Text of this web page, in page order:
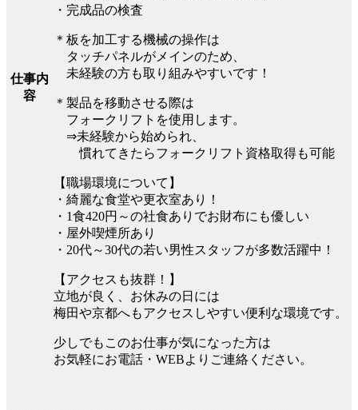
仕事内
容
・完成品の検査
＊板を加工する機械の操作は
タッチパネルがメインのため、
未経験の方も取り組みやすいです！
＊製品を移動させる際は
フォークリフトを使用します。
⇒未経験から始められ、
慣れてきたらフォークリフト資格取得も可能
【職場環境について】
・綺麗な食堂や更衣室あり！
・1食420円～の社食ありでお財布にも優しい
・屋外喫煙所あり
・20代～30代の若い男性スタッフが多数活躍中！
【アクセスも抜群！】
立地が良く、お休みの日には
梅田や京都へもアクセスしやすい便利な環境です。
少しでもこのお仕事が気になった方は
お気軽にお電話・WEBよりご連絡ください。